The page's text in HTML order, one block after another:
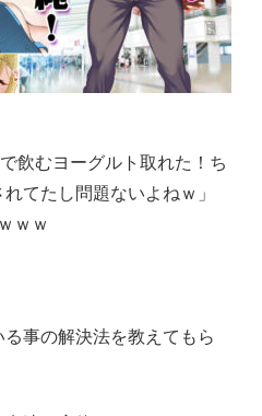
飲むヨーグルト取れた！ち
てたし問題ないよねｗ」
ｗｗ
る事の解決法を教えてもら